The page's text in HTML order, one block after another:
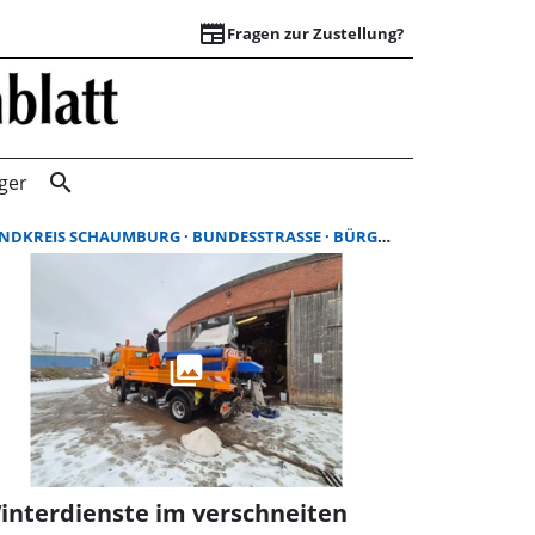
newspaperFragen zur Zustellung?
Suchergebnisse |
search
SCHAUMBURG BUNDESSTRASSE BÜRGERMEISTERIN
im verschneiten